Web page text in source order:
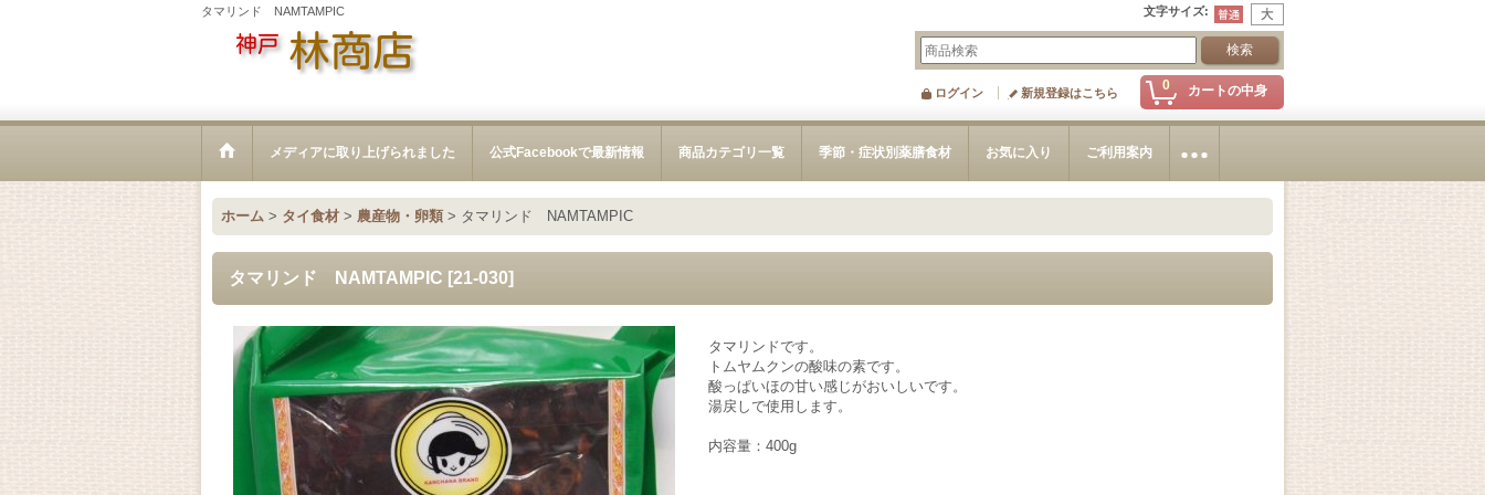
タマリンド NAMTAMPIC 文字サイズ:
0 カートの中身
ログイン 新規登録はこちら
メディアに取り上げられました 公式Facebookで最新情報 商品カテゴリ一覧 季節・症状別薬膳食材 お気に入り ご利用案内
ホーム > タイ食材 > 農産物・卵類 > タマリンド NAMTAMPIC
タマリンド NAMTAMPIC [21-030]
タマリンドです。
トムヤムクンの酸味の素です。
酸っぱいほの甘い感じがおいしいです。
湯戻しで使用します。
内容量：400g